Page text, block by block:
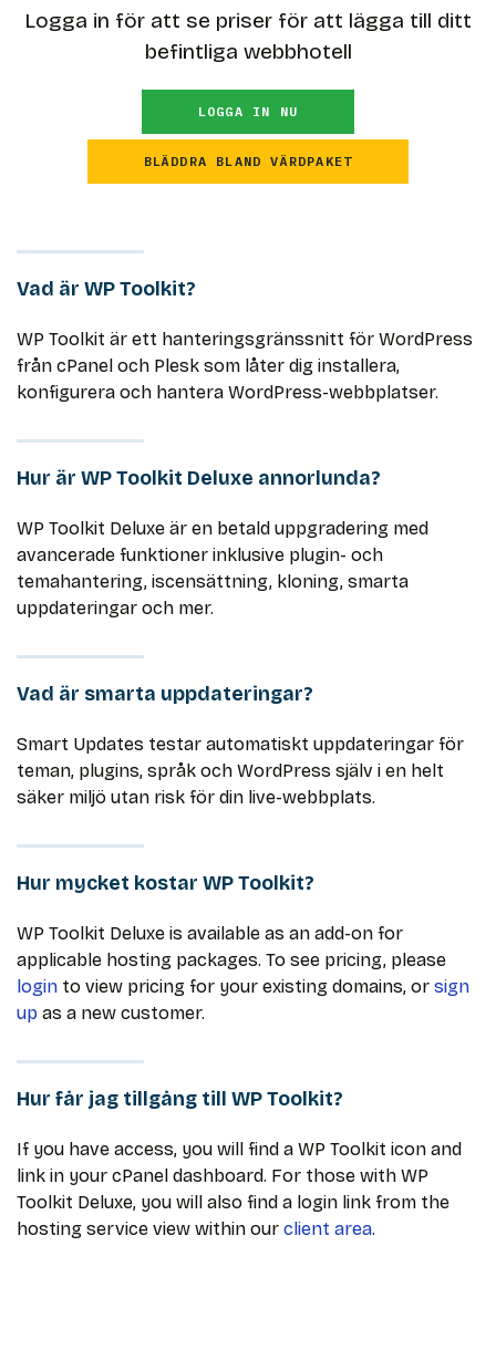
Logga in för att se priser för att lägga till ditt
befintliga webbhotell
LOGGA IN NU
BLÄDDRA BLAND VÄRDPAKET
Vad är WP Toolkit?
WP Toolkit är ett hanteringsgränssnitt för WordPress
från cPanel och Plesk som låter dig installera,
konfigurera och hantera WordPress-webbplatser.
Hur är WP Toolkit Deluxe annorlunda?
WP Toolkit Deluxe är en betald uppgradering med
avancerade funktioner inklusive plugin- och
temahantering, iscensättning, kloning, smarta
uppdateringar och mer.
Vad är smarta uppdateringar?
Smart Updates testar automatiskt uppdateringar för
teman, plugins, språk och WordPress själv i en helt
säker miljö utan risk för din live-webbplats.
Hur mycket kostar WP Toolkit?
WP Toolkit Deluxe is available as an add-on for
applicable hosting packages. To see pricing, please
login to view pricing for your existing domains, or sign
up as a new customer.
Hur får jag tillgång till WP Toolkit?
If you have access, you will find a WP Toolkit icon and
link in your cPanel dashboard. For those with WP
Toolkit Deluxe, you will also find a login link from the
hosting service view within our client area.